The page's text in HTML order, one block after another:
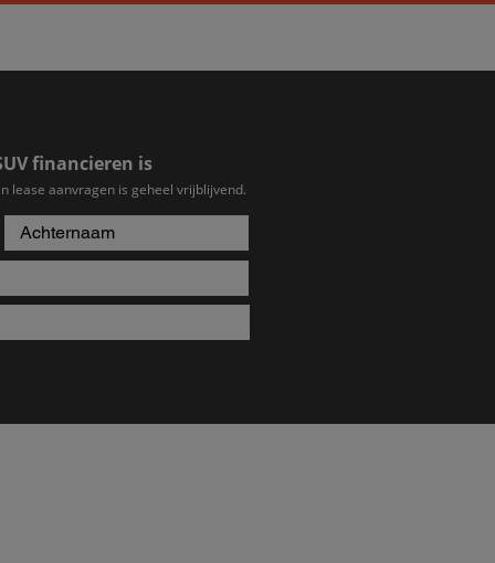
financieren is
lease aanvragen is geheel vrijblijvend.